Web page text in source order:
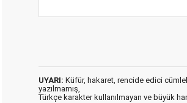
UYARI: Küfür, hakaret, rencide edici
yazılmamış,
Türkçe karakter kullanılmayan ve büyük